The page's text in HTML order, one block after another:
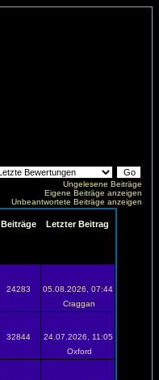
Ungelesene Beiträge
Eigene Beiträge anzeigen
Unbeantwortete Beiträge anzeigen
Beiträge Letzter Beitrag
24283
05.08.2026, 07:44
Craggan
32844
24.07.2026, 11:05
Oxford